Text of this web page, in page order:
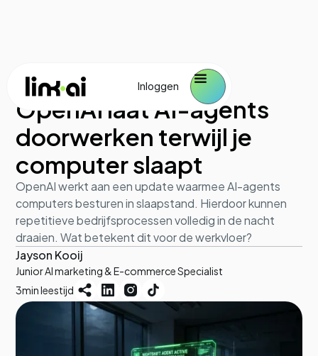
Inloggen
AI in de praktijk June 22, 2026
OpenAI laat AI-agents
doorwerken terwijl je
computer slaapt
OpenAI werkt aan een update waarmee AI-agents
computers besturen in slaapstand. Hierdoor kunnen
repetitieve bedrijfsprocessen volledig in de nacht
draaien. Wat betekent dit voor de werkvloer?
Jayson Kooij
Junior AI marketing & E-commerce Specialist
3min leestijd